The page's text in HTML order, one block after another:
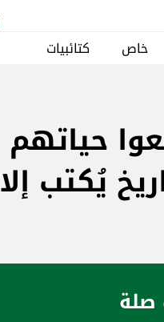
خاص كتائبيات
حياتهم
يُكتب إلا
صلة